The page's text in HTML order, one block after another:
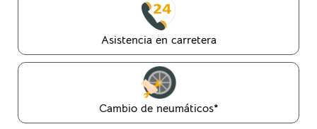
Asistencia en carretera
Cambio de neumáticos*